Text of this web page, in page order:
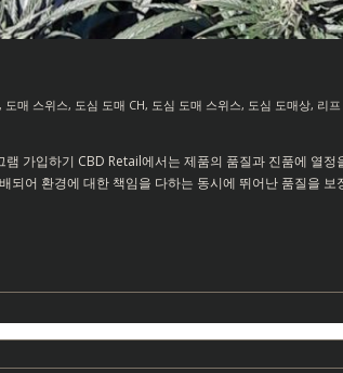
, 도매 스위스, 도심 도매 CH, 도심 도매 스위스, 도심 도매상, 리
가입하기 CBD Retail에서는 제품의 품질과 진품에 열
되어 환경에 대한 책임을 다하는 동시에 뛰어난 품질을